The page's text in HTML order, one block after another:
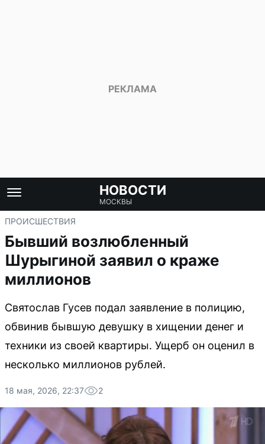
НОВОСТИ
МОСКВЫ
ПРОИСШЕСТВИЯ
Бывший возлюбленный
Шурыгиной заявил о краже
миллионов
Святослав Гусев подал заявление в полицию,
обвинив бывшую девушку в хищении денег и
техники из своей квартиры. Ущерб он оценил в
несколько миллионов рублей.
18 мая, 2026, 22:37 2